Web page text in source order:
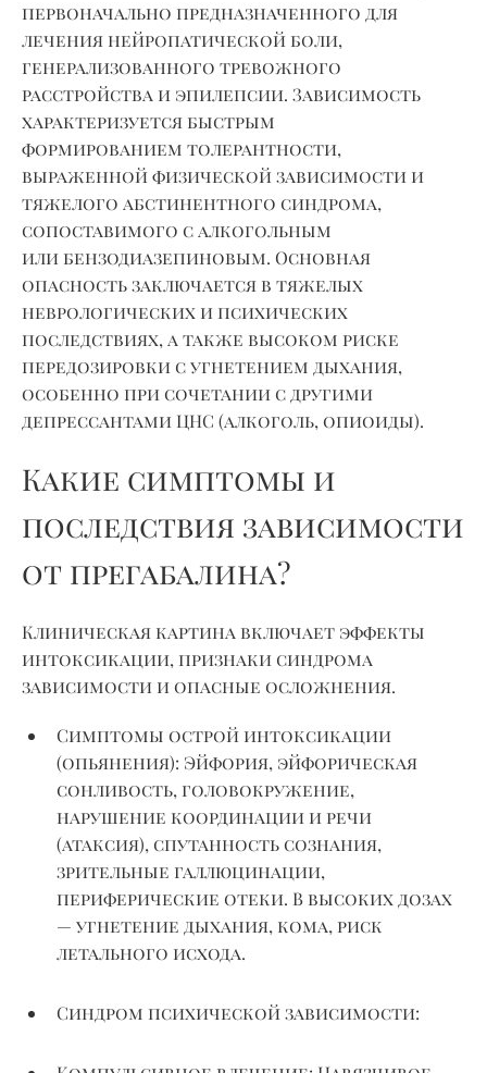
первоначально предназначенного для
лечения нейропатической боли,
генерализованного тревожного
расстройства и эпилепсии. Зависимость
характеризуется быстрым
формированием толерантности,
выраженной физической зависимости и
тяжелого абстинентного синдрома,
сопоставимого с алкогольным
или бензодиазепиновым. Основная
опасность заключается в тяжелых
неврологических и психических
последствиях, а также высоком риске
передозировки с угнетением дыхания,
особенно при сочетании с другими
депрессантами ЦНС (алкоголь, опиоиды).
Какие симптомы и
последствия зависимости
от прегабалина?
Клиническая картина включает эффекты
интоксикации, признаки синдрома
зависимости и опасные осложнения.
Симптомы острой интоксикации
(опьянения): Эйфория, эйфорическая
сонливость, головокружение,
нарушение координации и речи
(атаксия), спутанность сознания,
зрительные галлюцинации,
периферические отеки. В высоких дозах
— угнетение дыхания, кома, риск
летального исхода.
Синдром психической зависимости: